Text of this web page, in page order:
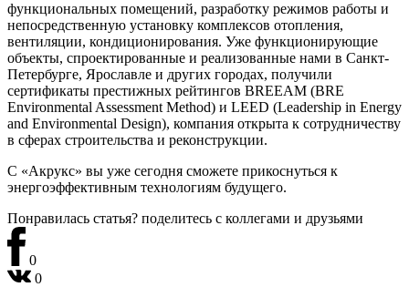
функциональных помещений, разработку режимов работы и
непосредственную установку комплексов отопления,
вентиляции, кондиционирования. Уже функционирующие
объекты, спроектированные и реализованные нами в Санкт-
Петербурге, Ярославле и других городах, получили
сертификаты престижных рейтингов BREEAM (BRE
Environmental Assessment Method) и LEED (Leadership in Energy
and Environmental Design), компания открыта к сотрудничеству
в сферах строительства и реконструкции.
С «Акрукс» вы уже сегодня сможете прикоснуться к
энергоэффективным технологиям будущего.
Понравилась статья? поделитесь с коллегами и друзьями
0
0